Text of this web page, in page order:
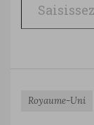
Royaume-Uni